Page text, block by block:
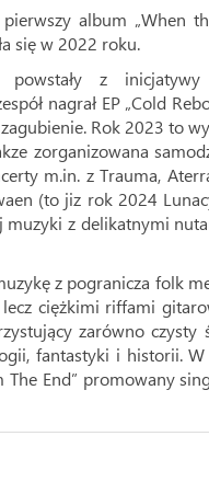
album „When
się w 2022 roku.
powstały z
nagrał EP „Cold
Rok 2023 to
zorganizowana
m.in. z Trauma,
(to jiz rok 2024
muzyki z delikatnymi
z pogranicza folk
ciężkimi riffami
zarówno
fantastyki i historii.
End” promowany